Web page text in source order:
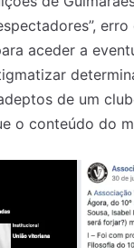
aceder a
de um
o conteúdo do